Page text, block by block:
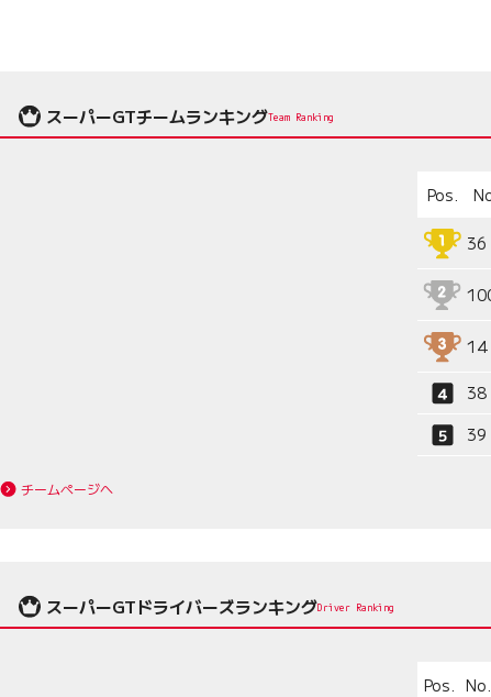
スーパーGTチームランキングTeam Ranking
Pos.
36
14
38
39
チームページへ
スーパーGTドライバーズランキングDriver Ranking
Pos. No.